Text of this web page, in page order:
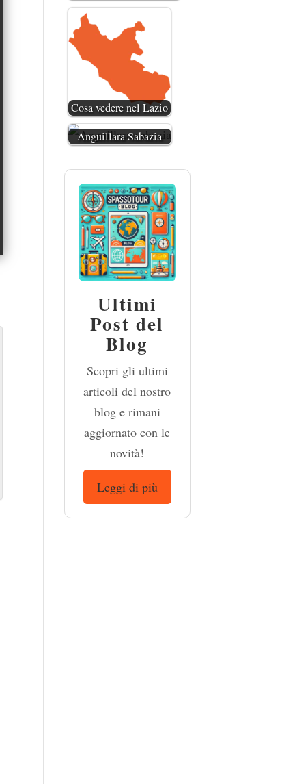
Cosa vedere nel Lazio
Anguillara Sabazia
Ultimi
Post del
Blog
Scopri gli ultimi
articoli del nostro
blog e rimani
aggiornato con le
novità!
Leggi di più